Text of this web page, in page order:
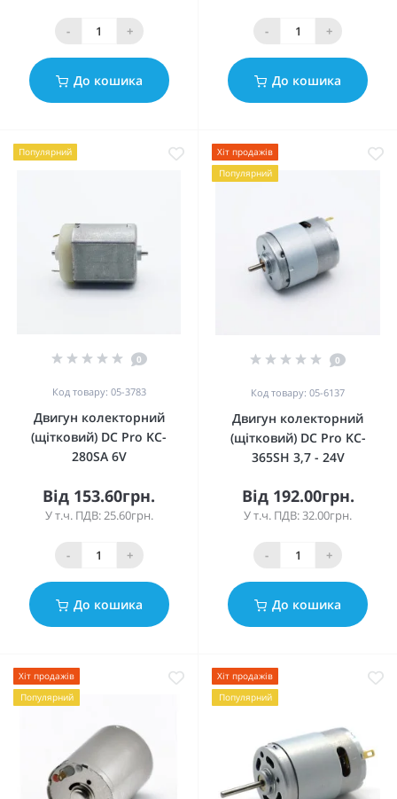
- +
До кошика
- +
До кошика
Популярний
0
Код товару: 05-3783
Двигун колекторний
(щітковий) DC Pro KC-
280SA 6V
Від 153.60грн.
У т.ч. ПДВ: 25.60грн.
- +
До кошика
Хіт продажів
Популярний
0
Код товару: 05-6137
Двигун колекторний
(щітковий) DC Pro KC-
365SH 3,7 - 24V
Від 192.00грн.
У т.ч. ПДВ: 32.00грн.
- +
До кошика
Хіт продажів
Популярний
Хіт продажів
Популярний